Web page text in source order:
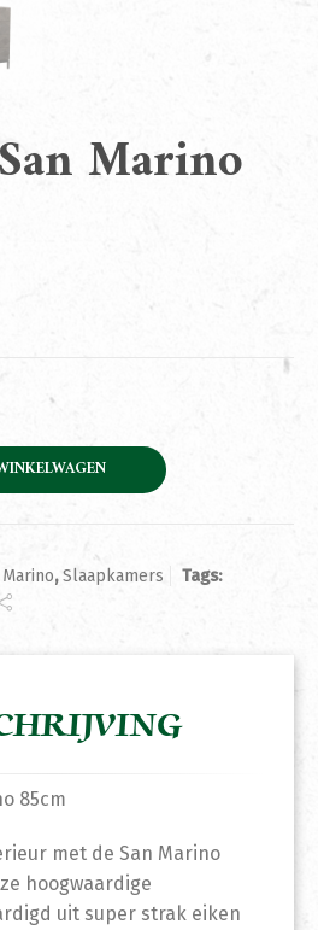
Marino
85cm aantal
,Slaapkamers
Tags:
85cm
met de San Marino
hoogwaardige
uit super strak eiken